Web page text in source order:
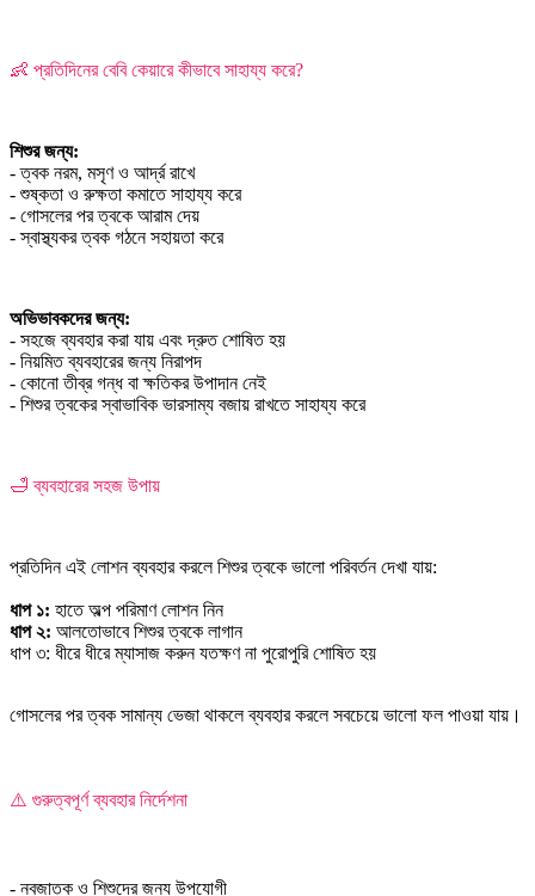
👶 প্রতিদিনের বেবি কেয়ারে কীভাবে সাহায্য করে?
শিশুর জন্য:
- ত্বক নরম, মসৃণ ও আর্দ্র রাখে
- শুষ্কতা ও রুক্ষতা কমাতে সাহায্য করে
- গোসলের পর ত্বকে আরাম দেয়
- স্বাস্থ্যকর ত্বক গঠনে সহায়তা করে
অভিভাবকদের জন্য:
- সহজে ব্যবহার করা যায় এবং দ্রুত শোষিত হয়
- নিয়মিত ব্যবহারের জন্য নিরাপদ
- কোনো তীব্র গন্ধ বা ক্ষতিকর উপাদান নেই
- শিশুর ত্বকের স্বাভাবিক ভারসাম্য বজায় রাখতে সাহায্য করে
🛁 ব্যবহারের সহজ উপায়
প্রতিদিন এই লোশন ব্যবহার করলে শিশুর ত্বকে ভালো পরিবর্তন দেখা যায়:
ধাপ ১: হাতে অল্প পরিমাণ লোশন নিন
ধাপ ২: আলতোভাবে শিশুর ত্বকে লাগান
ধাপ ৩: ধীরে ধীরে ম্যাসাজ করুন যতক্ষণ না পুরোপুরি শোষিত হয়
গোসলের পর ত্বক সামান্য ভেজা থাকলে ব্যবহার করলে সবচেয়ে ভালো ফল পাওয়া যায়।
⚠️ গুরুত্বপূর্ণ ব্যবহার নির্দেশনা
- নবজাতক ও শিশুদের জন্য উপযোগী